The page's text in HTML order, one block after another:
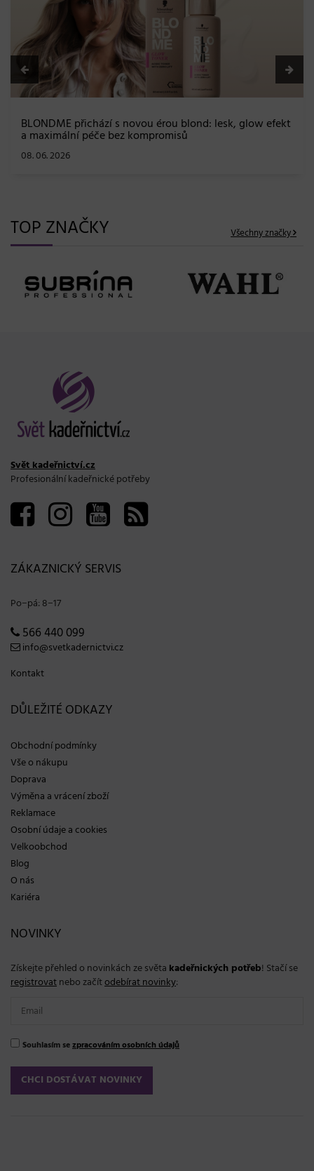
BLONDME přichází s novou érou blond: lesk, glow efekt
a maximální péče bez kompromisů
08. 06. 2026
TOP ZNAČKY Všechny značky
Svět kadeřnictví.cz
Profesionální kadeřnické potřeby
ZÁKAZNICKÝ SERVIS
Po−pá: 8−17
566 440 099
info@svetkadernictvi.cz
Kontakt
DŮLEŽITÉ ODKAZY
Obchodní podmínky
Vše o nákupu
Doprava
Výměna a vrácení zboží
Reklamace
Osobní údaje a cookies
Velkoobchod
Blog
O nás
Kariéra
NOVINKY
Získejte přehled o novinkách ze světa kadeřnických potřeb! Stačí se
registrovatnebo začítodebírat novinky:
Souhlasím sezpracováním osobních údajů